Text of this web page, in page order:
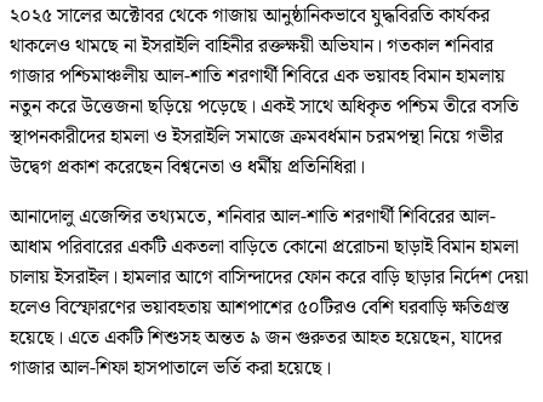
২০২৫ সালের অক্টোবর থেকে গাজায় আনুষ্ঠানিকভাবে যুদ্ধবিরতি কার্যকর
থাকলেও থামছে না ইসরাইলি বাহিনীর রক্তক্ষয়ী অভিযান। গতকাল শনিবার
গাজার পশ্চিমাঞ্চলীয় আল-শাতি শরণার্থী শিবিরে এক ভয়াবহ বিমান হামলায়
নতুন করে উত্তেজনা ছড়িয়ে পড়েছে। একই সাথে অধিকৃত পশ্চিম তীরে বসতি
স্থাপনকারীদের হামলা ও ইসরাইলি সমাজে ক্রমবর্ধমান চরমপন্থা নিয়ে গভীর
উদ্বেগ প্রকাশ করেছেন বিশ্বনেতা ও ধর্মীয় প্রতিনিধিরা।
আনাদোলু এজেন্সির তথ্যমতে, শনিবার আল-শাতি শরণার্থী শিবিরের আল-
আধাম পরিবারের একটি একতলা বাড়িতে কোনো প্ররোচনা ছাড়াই বিমান হামলা
চালায় ইসরাইল। হামলার আগে বাসিন্দাদের ফোন করে বাড়ি ছাড়ার নির্দেশ দেয়া
হলেও বিস্ফোরণের ভয়াবহতায় আশপাশের ৫০টিরও বেশি ঘরবাড়ি ক্ষতিগ্রস্ত
হয়েছে। এতে একটি শিশুসহ অন্তত ৯ জন গুরুতর আহত হয়েছেন, যাদের
গাজার আল-শিফা হাসপাতালে ভর্তি করা হয়েছে।